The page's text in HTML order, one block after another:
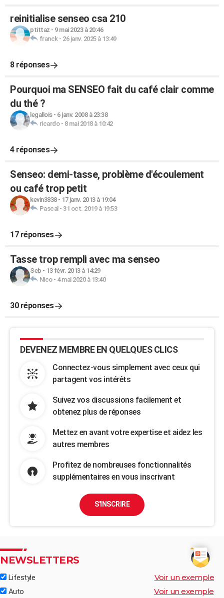
reinitialise senseo csa 210
ptittaz - 9 mai 2023 à 20:46
franck- 26 janv. 2025 à 13:49
8 réponses
Pourquoi ma SENSEO fait du café clair comme
du thé ?
legallois- 6 janv. 2008 à 23:38
ricardo- 8 mai 2018 à 10:42
4 réponses
Senseo: demi-tasse, problème d'écoulement
ou café trop petit
kevin3838- 17 janv. 2013 à 19:04
Pascal - 31 oct. 2019 à 19:53
17 réponses
Tasse trop rempli avec ma senseo
Seb - 13 févr. 2013 à 14:29
Nico- 4 mai 2020 à 13:40
30 réponses
DEVENEZ MEMBRE EN QUELQUES CLICS
Connectez-vous simplement avec ceux qui
partagent vos intérêts
Suivez vos discussions facilement et
obtenez plus de réponses
Mettez en avant votre expertise et aidez les
autres membres
Profitez de nombreuses fonctionnalités
supplémentaires en vous inscrivant
S'INSCRIRE
NEWSLETTERS
Lifestyle Voir un exemple
Auto Voir un exemple